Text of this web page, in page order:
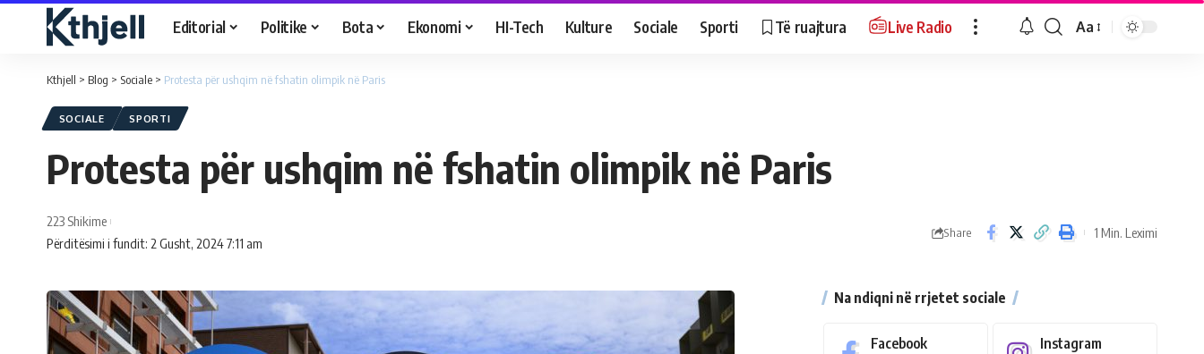
Editorial Politike Bota Ekonomi HI-Tech Kulture Sociale Sporti Të ruajtura Live Radio Aa
Kthjell > Blog > Sociale > Protesta për ushqim në fshatin olimpik në Paris
SOCIALE SPORTI
Protesta për ushqim në fshatin olimpik në Paris
Përditësimi i fundit: 2 Gusht, 2024 7:11 am
223 Shikime
Share 1 Min. Leximi
Na ndiqni në rrjetet sociale
Facebook Instagram